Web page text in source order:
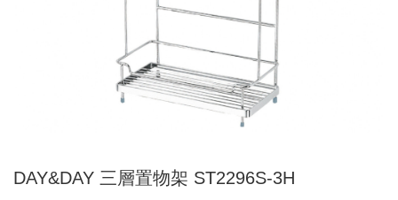
DAY&DAY 三層置物架 ST2296S-3H